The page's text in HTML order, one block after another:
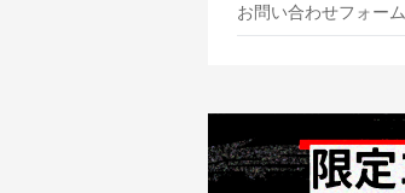
お問い合わせフォーム